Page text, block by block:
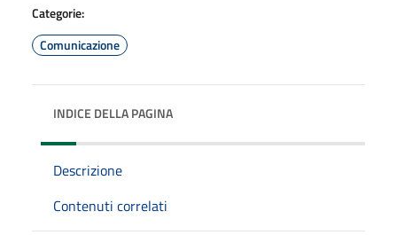
Categorie:
Comunicazione
INDICE DELLA PAGINA
Descrizione
Contenuti correlati